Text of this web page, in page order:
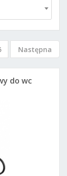
Następna
do wc